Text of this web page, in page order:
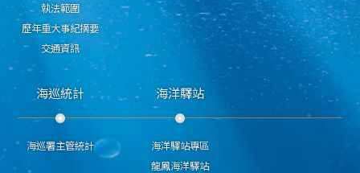
執法範圍
歷年重大事紀摘要
交通資訊
海巡統計
海巡署主管統計
海洋驛站
海洋驛站專區
龍鳳海洋驛站